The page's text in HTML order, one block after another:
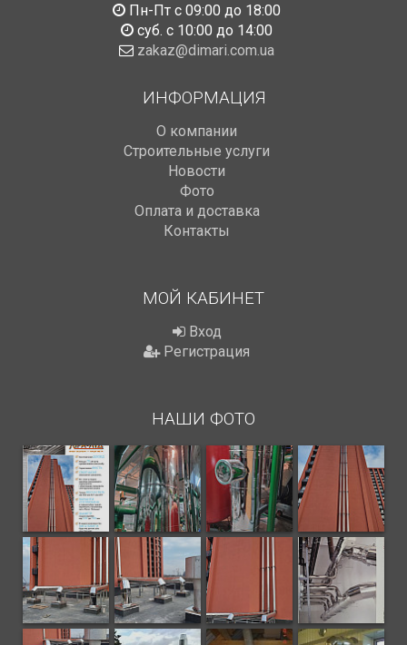
Пн-Пт с 09:00 до 18:00
суб. с 10:00 до 14:00
zakaz@dimari.com.ua
ИНФОРМАЦИЯ
О компании
Строительные услуги
Новости
Фото
Оплата и доставка
Контакты
МОЙ КАБИНЕТ
Вход
Регистрация
НАШИ ФОТО